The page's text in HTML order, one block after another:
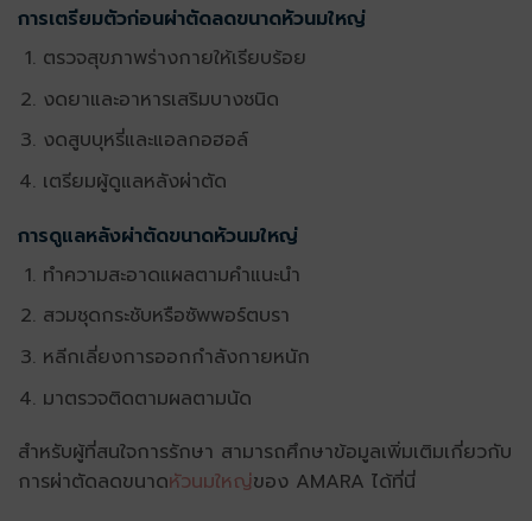
การเตรียมตัวก่อนผ่าตัดลดขนาดหัวนมใหญ่
ตรวจสุขภาพร่างกายให้เรียบร้อย
งดยาและอาหารเสริมบางชนิด
งดสูบบุหรี่และแอลกอฮอล์
เตรียมผู้ดูแลหลังผ่าตัด
การดูแลหลังผ่าตัดขนาดหัวนมใหญ่
ทำความสะอาดแผลตามคำแนะนำ
สวมชุดกระชับหรือซัพพอร์ตบรา
หลีกเลี่ยงการออกกำลังกายหนัก
มาตรวจติดตามผลตามนัด
สำหรับผู้ที่สนใจการรักษา สามารถศึกษาข้อมูลเพิ่มเติมเกี่ยวกับ
การผ่าตัดลดขนาดหัวนมใหญ่ของ AMARA ได้ที่นี่